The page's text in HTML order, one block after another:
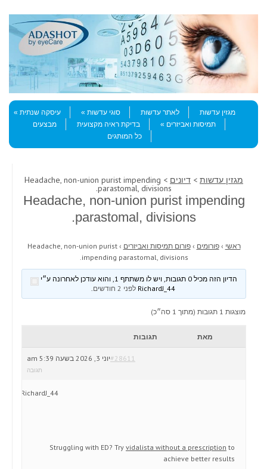
Menu
Skip to content
מגזין עדשות
לאתר עדשות סוגי עדשות
עיסקה שנתית
תמיסות ואביזרים
בדיקת ראיה מקצועית
מבצעים
כל המותגים
מגזין עדשות > דיונים > Headache, non-union purist impending
parastomal, divisions.
Headache, non-union purist impending
parastomal, divisions.
ראשי › פורומים › פורום תמיסות ואביזרים ›
Headache, non-union purist
impending parastomal, divisions.
הדיון הזה מכיל 0 תגובות, ויש לו משתתף 1, והוא עודכן לאחרונה ע״י
RichardJ_44
לפני 2 חודשים .
מוצגות 1 תגובות (מתוך 1 סה״כ)
מאת תגובות
יוני 3, 2026 בשעה 5:39 am#28611
תגובה
RichardJ_44
Struggling with ED? Try vidalista without a prescription to
achieve better results